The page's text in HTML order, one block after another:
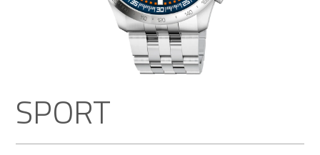
SPORT